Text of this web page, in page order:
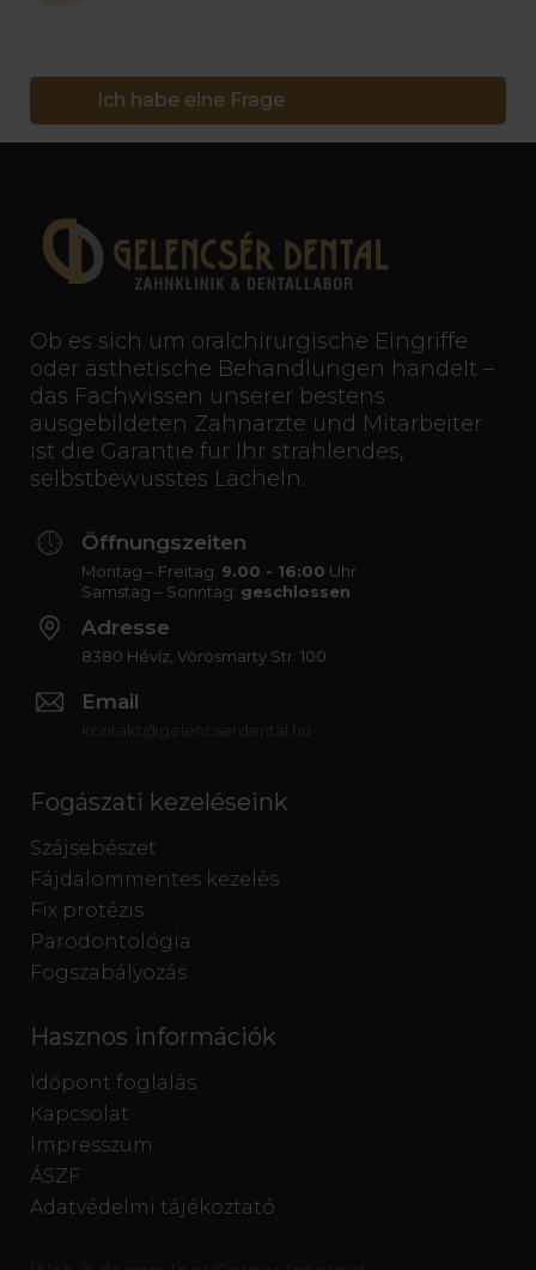
Ich habe eine Frage
Ob es sich um oralchirurgische Eingriffe
oder ästhetische Behandlungen handelt –
das Fachwissen unserer bestens
ausgebildeten Zahnärzte und Mitarbeiter
ist die Garantie für Ihr strahlendes,
selbstbewusstes Lächeln.
Öffnungszeiten
Montag – Freitag: 9.00 - 16:00 Uhr
Samstag – Sonntag: geschlossen
Adresse
8380 Hévíz, Vörösmarty Str. 100.
Email
kontakt@gelencserdental.hu
Fogászati kezeléseink
Szájsebészet
Fájdalommentes kezelés
Fix protézis
Parodontológia
Fogszabályozás
Hasznos információk
Időpont foglalás
Kapcsolat
Impresszum
ÁSZF
Adatvédelmi tájékoztató